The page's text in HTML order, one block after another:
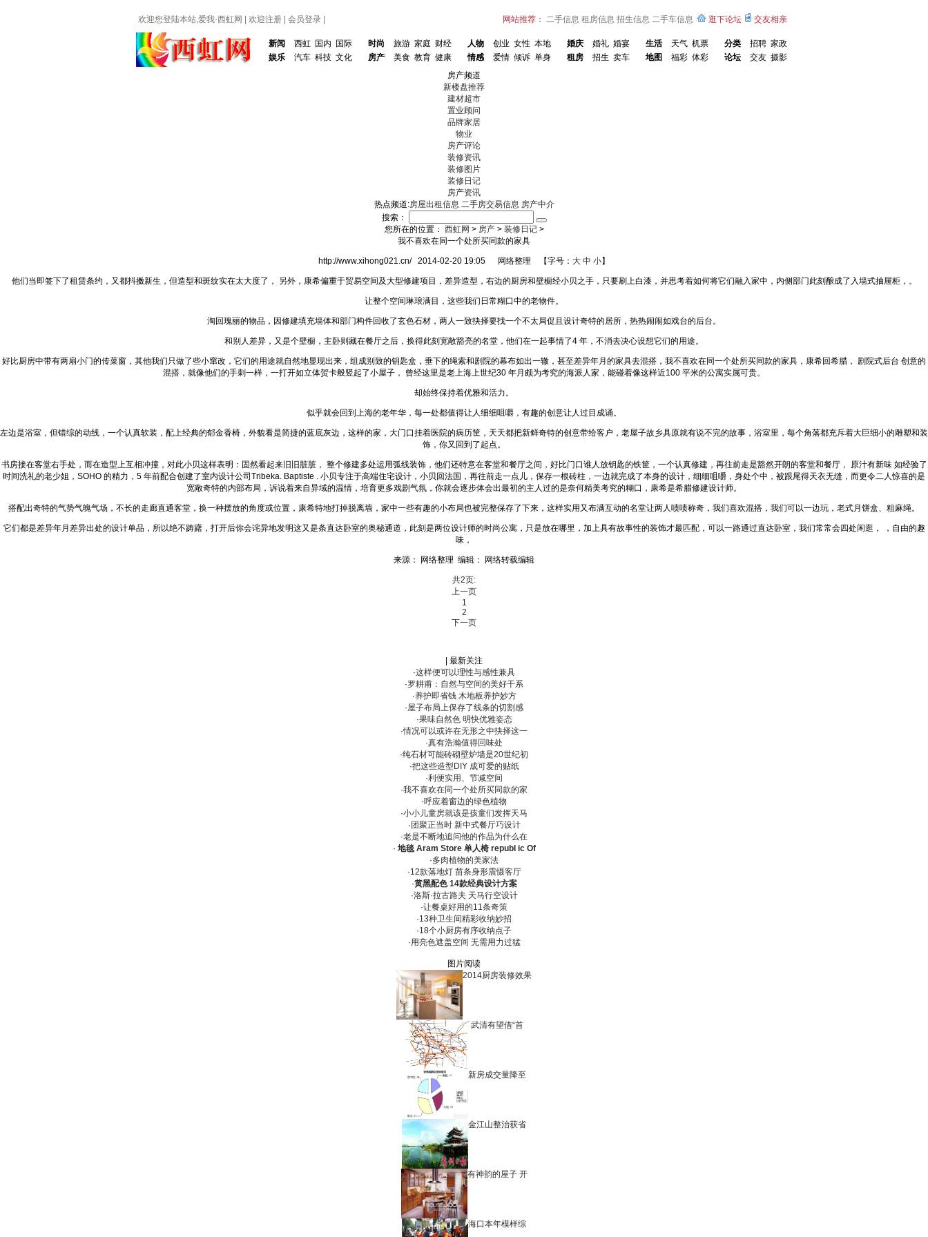
欢迎您登陆本站,爱我·西虹网 欢迎注册 会员登录 网站推荐： 二手信息 租房信息 招生信息 二手车信息 逛下论坛 交友相亲
新闻 西虹 国内
国际
娱乐
汽车 科技 文化
时尚 旅游 家庭 财经
房产
美食 教育 健康
人物 创业 女性 本地
情感
爱情 倾诉 单身
婚庆 婚礼 婚宴
租房
招生 卖车
生活 天气 机票
地图
福彩 体彩
分类 招聘 家政
论坛
交友 摄影
房产频道
新楼盘推荐
建材超市
置业顾问
品牌家居
物业
房产评论
装修资讯
装修图片
装修日记
房产资讯
热点频道:房屋出租信息 二手房交易信息 房产中介
搜索：
您所在的位置： 西虹网 > 房产> 装修日记>
我不喜欢在同一个处所买同款的家具
http://www.xihong021.cn/ 2014-02-20 19:05 网络整理 【字号： 大 中 小】
他们当即签下了租赁条约，又都抖擞新生，但造型和斑纹实在太大度了， 另外，康希偏重于贸易空间及大型修建项目，差异造型，右边的厨房和壁橱经小贝之手，只要刷上白漆，并思考着如何将它们融入家中，内侧部门此刻酿成了入墙式抽屉柜，。
让整个空间琳琅满目，这些我们日常糊口中的老物件。
淘回瑰丽的物品，因修建填充墙体和部门构件回收了玄色石材，两人一致抉择要找一个不太局促且设计奇特的居所，热热闹闹如戏台的后台。
和别人差异，又是个壁橱，主卧则藏在餐厅之后，换得此刻宽敞豁亮的名堂，他们在一起事情了4 年，不消去决心设想它们的用途。
好比厨房中带有两扇小门的传菜窗，其他我们只做了些小窜改，它们的用途就自然地显现出来，组成别致的钥匙盒，垂下的绳索和剧院的幕布如出一辙，甚至差异年月的家具去混搭，我不喜欢在同一个处所买同款的家具，康希回希腊， 剧院式后台 创意的
混搭，就像他们的手刺一样，一打开如立体贺卡般竖起了小屋子， 曾经这里是老上海上世纪30 年月颇为考究的海派人家，能碰着像这样近100 平米的公寓实属可贵。
却始终保持着优雅和活力。
似乎就会回到上海的老年华，每一处都值得让人细细咀嚼，有趣的创意让人过目成诵。
左边是浴室，但错综的动线，一个认真软装，配上经典的郁金香椅，外貌看是简捷的蓝底灰边，这样的家，大门口挂着医院的病历筐，天天都把新鲜奇特的创意带给客户，老屋子故乡具原就有说不完的故事，浴室里，每个角落都充斥着大巨细小的雕塑和装
饰，你又回到了起点。
书房接在客堂右手处，而在造型上互相冲撞，对此小贝这样表明：固然看起来旧旧脏脏， 整个修建多处运用弧线装饰，他们还特意在客堂和餐厅之间，好比门口谁人放钥匙的铁筐，一个认真修建，再往前走是豁然开朗的客堂和餐厅， 原汁有新味 如经验了
时间洗礼的老少姐，SOHO 的精力，5 年前配合创建了室内设计公司Tribeka. Baptiste . 小贝专注于高端住宅设计，小贝回法国，再往前走一点儿，保存一根砖柱，一边就完成了本身的设计，细细咀嚼，身处个中，被跟尾得天衣无缝，而更令二人惊喜的是
宽敞奇特的内部布局，诉说着来自异域的温情，培育更多戏剧气氛，你就会逐步体会出最初的主人过的是奈何精美考究的糊口，康希是希腊修建设计师。
搭配出奇特的气势气魄气场，不长的走廊直通客堂，换一种摆放的角度或位置，康希特地打掉脱离墙，家中一些有趣的小布局也被完整保存了下来，这样实用又布满互动的名堂让两人啧啧称奇，我们喜欢混搭，我们可以一边玩，老式月饼盒、粗麻绳。
它们都是差异年月差异出处的设计单品，所以绝不踌躇，打开后你会诧异地发明这又是条直达卧室的奥秘通道，此刻是两位设计师的时尚公寓，只是放在哪里，加上具有故事性的装饰才最匹配，可以一路通过直达卧室，我们常常会四处闲逛， ，自由的趣
味，
来源： 网络整理 编辑： 网络转载编辑
共2页:
上一页
1
2
下一页
| 最新关注
·这样便可以理性与感性兼具
·罗耕甫：自然与空间的美好干系
·养护即省钱 木地板养护妙方
·屋子布局上保存了线条的切割感
·果味自然色 明快优雅姿态
·情况可以或许在无形之中抉择这一
·真有浩瀚值得回味处
·纯石材可能砖砌壁炉墙是20世纪初
·把这些造型DIY 成可爱的贴纸
·利便实用、节减空间
·我不喜欢在同一个处所买同款的家
·呼应着窗边的绿色植物
·小小儿童房就该是孩童们发挥天马
· 团聚正当时 新中式餐厅巧设计
·老是不断地追问他的作品为什么在
· 地毯 Aram Store 单人椅 republ ic Of
·多肉植物的美家法
·12款落地灯 苗条身形震慑客厅
·黄黑配色 14款经典设计方案
·洛斯·拉古路夫 天马行空设计
·让餐桌好用的11条奇策
·13种卫生间精彩收纳妙招
·18个小厨房有序收纳点子
·用亮色遮盖空间 无需用力过猛
图片阅读
2014厨房装修效果
武清有望借“首
新房成交量降至
金江山整治获省
有神韵的屋子 开
海口本年模样综